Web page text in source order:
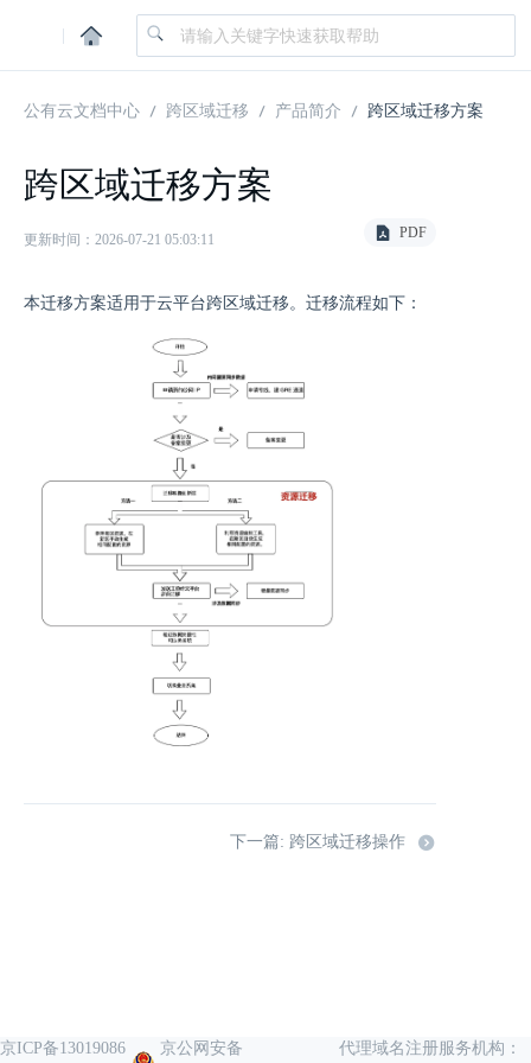
|
公有云文档中心 跨区域迁移 产品简介 跨区域迁移方案
跨区域迁移方案
更新时间：2026-07-21 05:03:11 PDF
本迁移方案适用于云平台跨区域迁移。迁移流程如下：
下一篇: 跨区域迁移操作
京ICP备13019086 京公网安备 代理域名注册服务机构：